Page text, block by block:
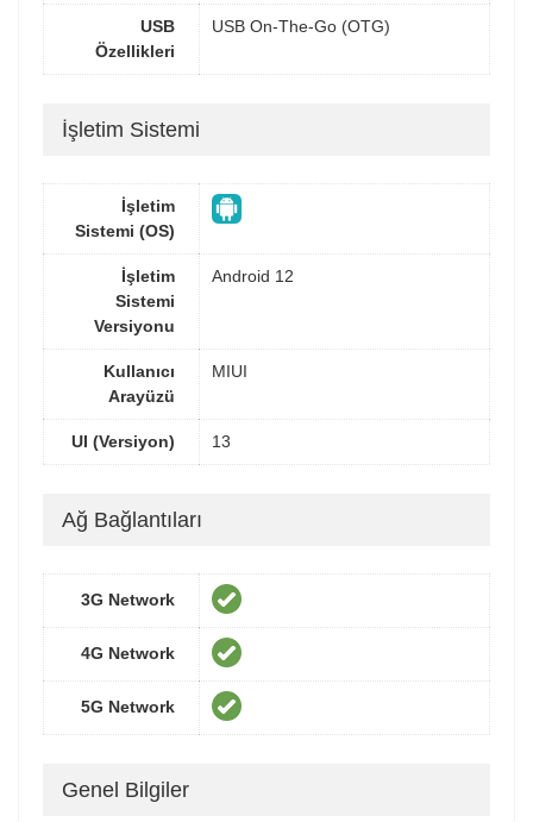
USB
Özellikleri
USB On-The-Go (OTG)
İşletim Sistemi
İşletim
Sistemi (OS)
İşletim
Sistemi
Versiyonu
Android 12
Kullanıcı
Arayüzü
MIUI
UI (Versiyon) 13
Ağ Bağlantıları
3G Network
4G Network
5G Network
Genel Bilgiler